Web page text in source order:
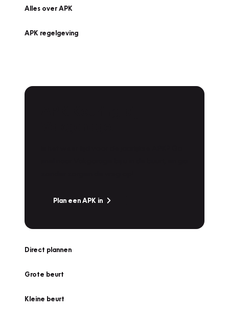
Alles over APK
APK regelgeving
Plan een APK in
Direct plannen
Grote beurt
Kleine beurt